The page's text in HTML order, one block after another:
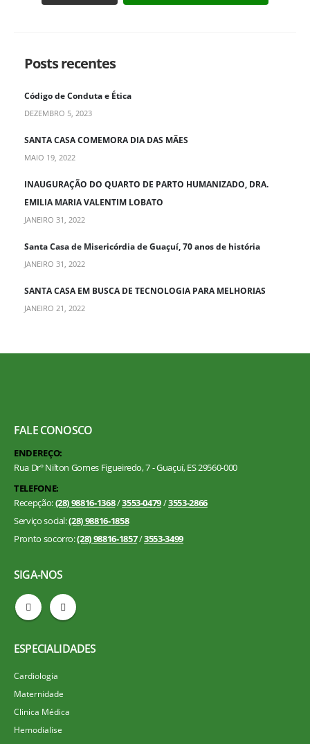
Posts recentes
Código de Conduta e Ética
DEZEMBRO 5, 2023
SANTA CASA COMEMORA DIA DAS MÃES
MAIO 19, 2022
INAUGURAÇÃO DO QUARTO DE PARTO HUMANIZADO, DRA.
EMILIA MARIA VALENTIM LOBATO
JANEIRO 31, 2022
Santa Casa de Misericórdia de Guaçuí, 70 anos de história
JANEIRO 31, 2022
SANTA CASA EM BUSCA DE TECNOLOGIA PARA MELHORIAS
JANEIRO 21, 2022
FALE CONOSCO
ENDEREÇO:
Rua Drº Nilton Gomes Figueiredo, 7 - Guaçuí, ES 29560-000
TELEFONE:
Recepção:(28) 98816-1368/3553-0479/3553-2866
Serviço social:(28) 98816-1858
Pronto socorro:(28) 98816-1857/3553-3499
SIGA-NOS
ESPECIALIDADES
Cardiologia
Maternidade
Clinica Médica
Hemodialise